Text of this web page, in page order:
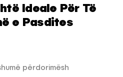
Ideale Për Të
e Pasdites
përdorimësh